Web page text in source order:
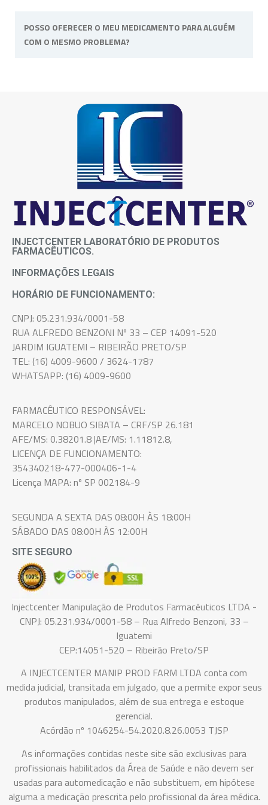
de destino. Para mais informações sobre
prazos entre em contato conosco.
POSSO OFERECER O MEU MEDICAMENTO PARA ALGUÉM
COM O MESMO PROBLEMA?
sintomas de cada paciente.
INJECTCENTER LABORATÓRIO DE PRODUTOS
FARMACÊUTICOS.
INFORMAÇÕES LEGAIS
HORÁRIO DE FUNCIONAMENTO:
CNPJ: 05.231.934/0001-58
RUA ALFREDO BENZONI Nº 33 – CEP 14091-520
JARDIM IGUATEMI – RIBEIRÃO PRETO/SP
TEL: (16) 4009-9600 / 3624-1787
WHATSAPP: (16) 4009-9600
FARMACÊUTICO RESPONSÁVEL:
MARCELO NOBUO SIBATA – CRF/SP 26.181
AFE/MS: 0.38201.8 |AE/MS: 1.11812.8,
LICENÇA DE FUNCIONAMENTO:
354340218-477-000406-1-4
Licença MAPA: nº SP 002184-9
SEGUNDA A SEXTA DAS 08:00H ÀS 18:00H
SÁBADO DAS 08:00H ÀS 12:00H
SITE SEGURO
Injectcenter Manipulação de Produtos Farmacêuticos LTDA -
CNPJ: 05.231.934/0001-58 – Rua Alfredo Benzoni, 33 –
Iguatemi
CEP:14051-520 – Ribeirão Preto/SP
A INJECTCENTER MANIP PROD FARM LTDA conta com
medida judicial, transitada em julgado, que a permite expor seus
produtos manipulados, além de sua entrega e estoque
gerencial.
Acórdão nº 1046254-54.2020.8.26.0053 TJSP
As informações contidas neste site são exclusivas para
profissionais habilitados da Área de Saúde e não devem ser
usadas para automedicação e não substituem, em hipótese
alguma a medicação prescrita pelo profissional da área médica.